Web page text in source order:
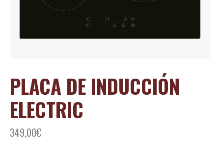
PLACA DE INDUCCIÓN
ELECTRIC
349,00€